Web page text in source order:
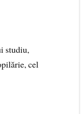
studiu,
cel